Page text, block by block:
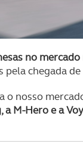
no
pela chegada
nosso
a M-Hero e a